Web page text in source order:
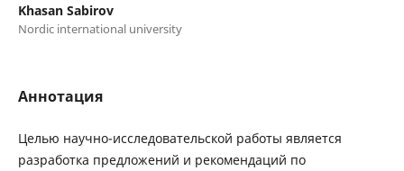
Khasan Sabirov
Nordic international university
Аннотация
Целью научно-исследовательской работы является
разработка предложений и рекомендаций по